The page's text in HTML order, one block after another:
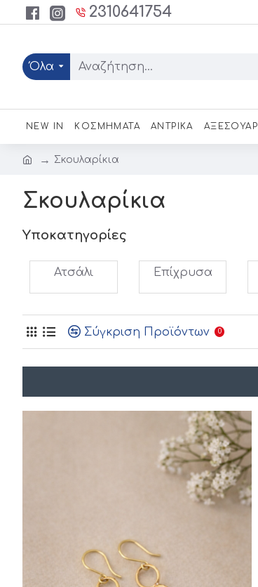
2310641754
Όλα
NEW IN ΚΟΣΜΗΜΑΤΑ ΑΝΤΡΙΚΑ ΑΞΕΣΟΥΑΡ
Σκουλαρίκια
Σκουλαρίκια
Υποκατηγορίες
Ατσάλι Επίχρυσα
Σύγκριση Προϊόντων 0